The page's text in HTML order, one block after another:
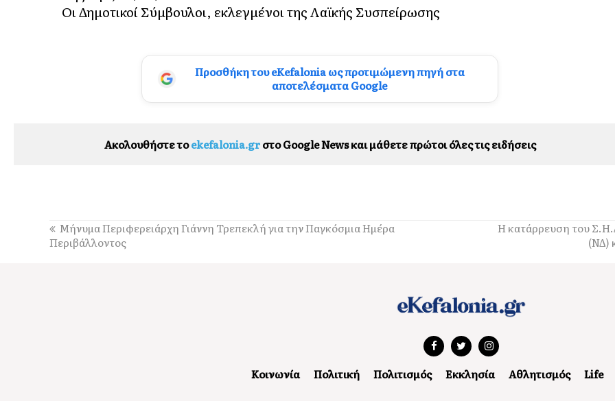
Οι Δημοτικοί Σύμβουλοι, εκλεγμένοι της Λαϊκής Συσπείρωσης
Προσθήκη του eKefalonia ως προτιμώμενη πηγή στα
αποτελέσματα Google
Ακολουθήστε τοekefalonia.grστο Google News και μάθετε πρώτοι όλες τις ειδήσεις
Μήνυμα Περιφερειάρχη Γιάννη Τρεπεκλή για την Παγκόσμια Ημέρα
Περιβάλλοντος
Η κατάρρευση του
(ΝΔ)
Κοινωνία Πολιτική Πολιτισμός Εκκλησία Αθλητισμός Life